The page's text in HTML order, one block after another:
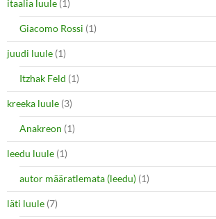
itaalia luule (1)
Giacomo Rossi (1)
juudi luule (1)
Itzhak Feld (1)
kreeka luule (3)
Anakreon (1)
leedu luule (1)
autor määratlemata (leedu) (1)
läti luule (7)